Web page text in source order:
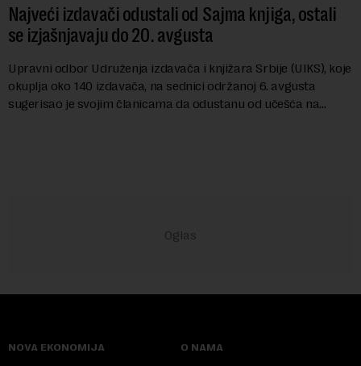
Najveći izdavači odustali od Sajma knjiga, ostali
se izjašnjavaju do 20. avgusta
Upravni odbor Udruženja izdavača i knjižara Srbije (UIKS), koje
okuplja oko 140 izdavača, na sednici održanoj 6. avgusta
sugerisao je svojim članicama da odustanu od učešća na
NOVA EKONOMIJA O NAMA